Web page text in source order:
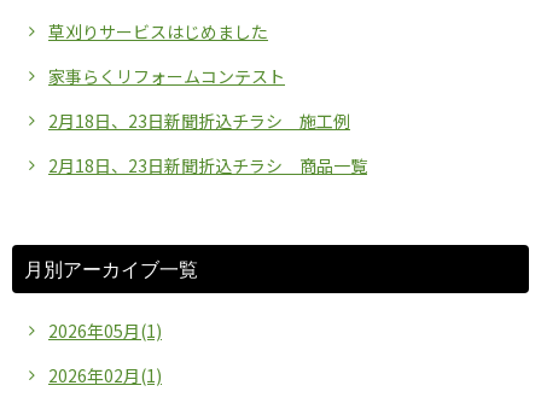
草刈りサービスはじめました
家事らくリフォームコンテスト
2月18日、23日新聞折込チラシ 施工例
2月18日、23日新聞折込チラシ 商品一覧
月別アーカイブ一覧
2026年05月(1)
2026年02月(1)